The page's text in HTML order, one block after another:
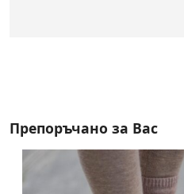
Препоръчано за Вас